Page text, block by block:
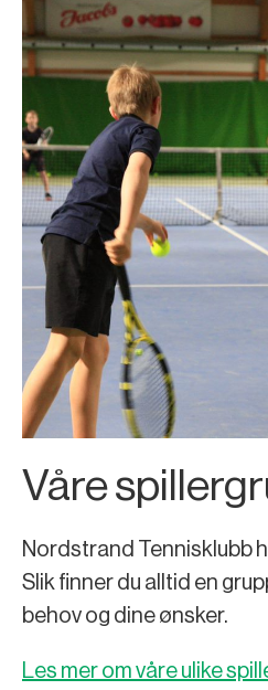
Våre
Nordstrand Tennisklubb
Slik finner du alltid en
behov og dine ønsker.
Les mer om våre ulike